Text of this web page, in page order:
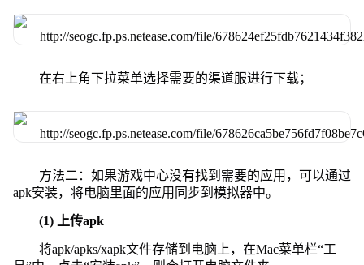
在右上角下拉菜单选择需要的渠道服进行下载；
方法二：如果游戏中心没有找到需要的应用，可以通过
apk安装，将电脑里面的应用同步到模拟器中。
(1) 上传apk
将apk/apks/xapk文件存储到电脑上，在Mac菜单栏“工